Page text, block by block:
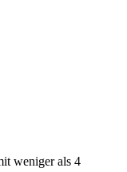
weniger als 4